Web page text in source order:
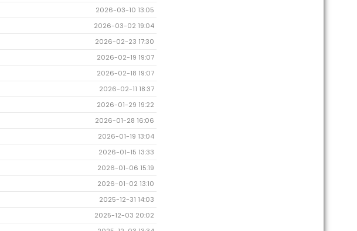
2026-03-10 13:05
2026-03-02 19:04
2026-02-23 17:30
2026-02-19 19:07
2026-02-18 19:07
2026-02-11 18:37
2026-01-29 19:22
2026-01-28 16:06
2026-01-19 13:04
2026-01-15 13:33
2026-01-06 15:19
2026-01-02 13:10
2025-12-31 14:03
2025-12-03 20:02